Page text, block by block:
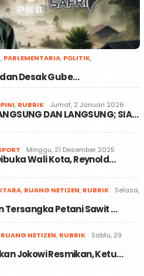
, PARLEMENTARIA, POLITIK,
Desak Gube…
, RUBRIK Jumat, 2 Januari 2026
DAN LANGSUNG; SIA…
Minggu, 21 Desember 2025
Wali Kota, Reynold…
, RUANG NETIZEN, RUBRIK
Selasa,
Tersangka Petani Sawit …
RUANG NETIZEN, RUBRIK
Sabtu, 29
Jokowi Resmikan, Ketu…